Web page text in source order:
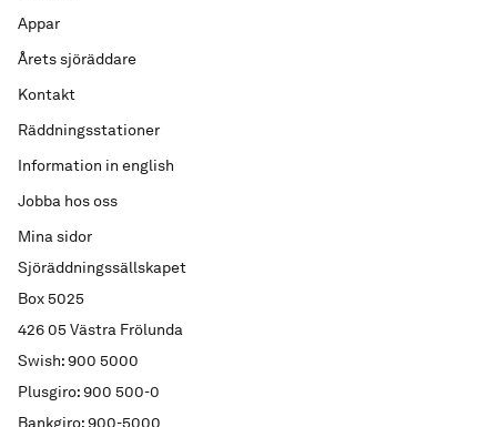
Sjöräddningssällskapet
Box 5025
426 05 Västra Frölunda
Swish: 900 5000
Plusgiro: 900 500-0
Bankgiro: 900-5000
Appar
Årets sjöräddare
Kontakt
Räddningsstationer
Information in english
Jobba hos oss
Mina sidor